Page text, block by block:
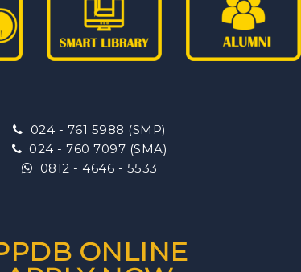
024 - 761 5988 (SMP)
024 - 760 7097 (SMA)
0812 - 4646 - 5533
ONLINE